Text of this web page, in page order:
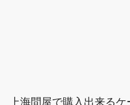
上海問屋で購入出来る